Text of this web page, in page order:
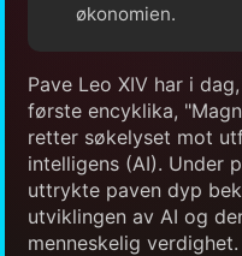
økonomien.
Pave Leo XIV har i
første encyklika,
retter søkelyset mot
intelligens (AI). Under
uttrykte paven dyp
utviklingen av AI og
menneskelig verdighet.